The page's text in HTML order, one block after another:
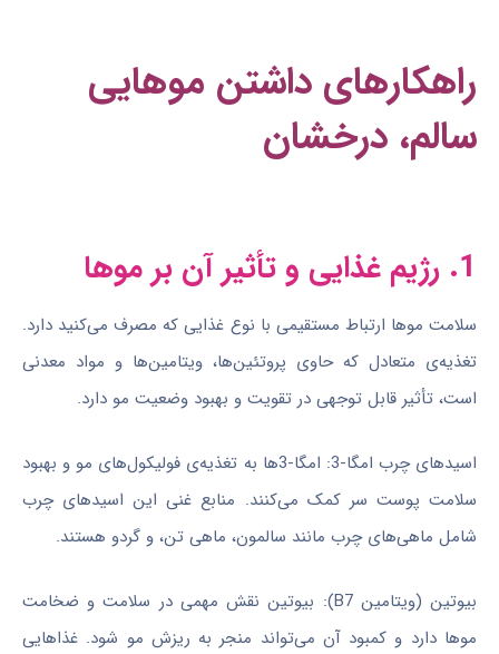
راهکارهای داشتن موهایی
سالم، درخشان
1. رژیم غذایی و تأثیر آن بر موها
سلامت موها ارتباط مستقیمی با نوع غذایی که مصرف می‌کنید دارد.
تغذیه‌ی متعادل که حاوی پروتئین‌ها، ویتامین‌ها و مواد معدنی
است، تأثیر قابل توجهی در تقویت و بهبود وضعیت مو دارد.
اسیدهای چرب امگا-3: امگا-3‌ها به تغذیه‌ی فولیکول‌های مو و بهبود
سلامت پوست سر کمک می‌کنند. منابع غنی این اسیدهای چرب
شامل ماهی‌های چرب مانند سالمون، ماهی تن، و گردو هستند.
بیوتین (ویتامین B7): بیوتین نقش مهمی در سلامت و ضخامت
موها دارد و کمبود آن می‌تواند منجر به ریزش مو شود. غذاهایی